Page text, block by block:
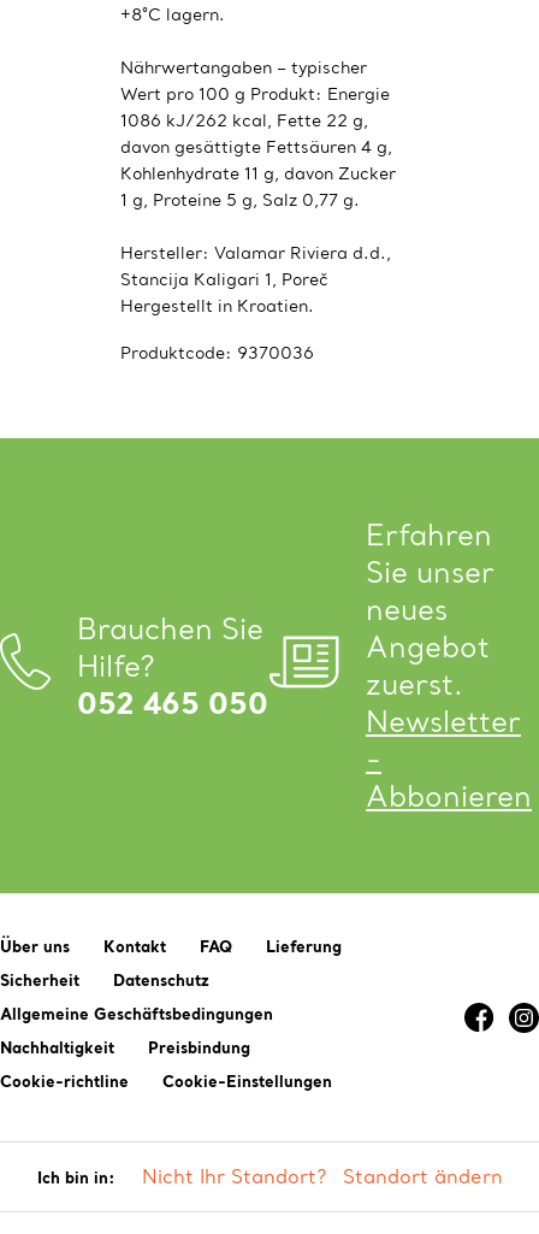
+8°C lagern.
Nährwertangaben – typischer
Wert pro 100 g Produkt: Energie
1086 kJ/262 kcal, Fette 22 g,
davon gesättigte Fettsäuren 4 g,
Kohlenhydrate 11 g, davon Zucker
1 g, Proteine ​​5 g, Salz 0,77 g.
Hersteller: Valamar Riviera d.d.,
Stancija Kaligari 1, Poreč
Hergestellt in Kroatien.
Produktcode: 9370036
Brauchen Sie
Hilfe?
052 465 050
Erfahren
Sie unser
neues
Angebot
zuerst.
Newsletter
-
Abbonieren
Über uns Kontakt FAQ
Lieferung
Sicherheit
Datenschutz
Allgemeine Geschäftsbedingungen
Nachhaltigkeit
Preisbindung
Cookie-richtline
Cookie-Einstellungen
Ich bin in: Nicht Ihr Standort? Standort ändern